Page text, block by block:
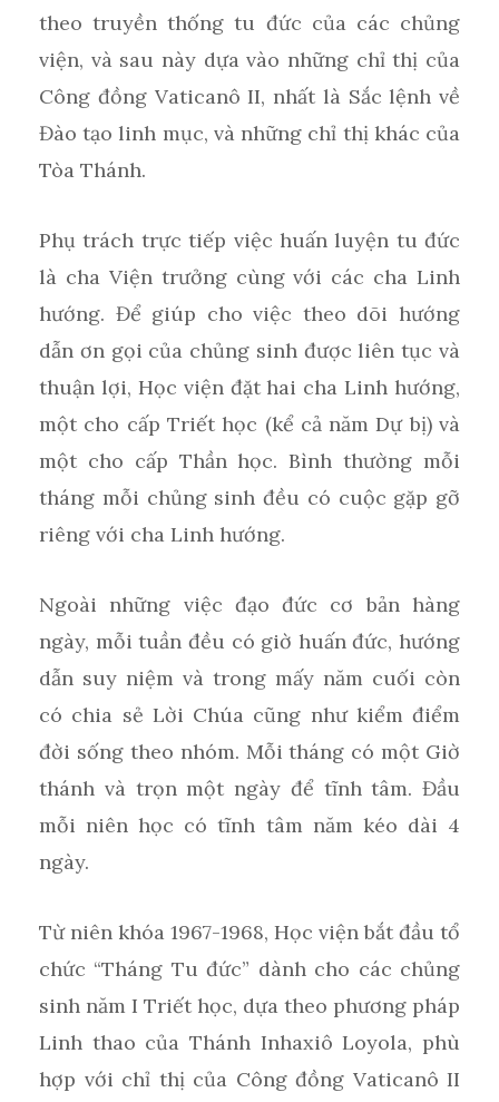
theo truyền thống tu đức của các chủng
viện, và sau này dựa vào những chỉ thị của
Công đồng Vaticanô II, nhất là Sắc lệnh về
Đào tạo linh mục, và những chỉ thị khác của
Tòa Thánh.
Phụ trách trực tiếp việc huấn luyện tu đức
là cha Viện trưởng cùng với các cha Linh
hướng. Để giúp cho việc theo dõi hướng
dẫn ơn gọi của chủng sinh được liên tục và
thuận lợi, Học viện đặt hai cha Linh hướng,
một cho cấp Triết học (kể cả năm Dự bị) và
một cho cấp Thần học. Bình thường mỗi
tháng mỗi chủng sinh đều có cuộc gặp gỡ
riêng với cha Linh hướng.
Ngoài những việc đạo đức cơ bản hàng
ngày, mỗi tuần đều có giờ huấn đức, hướng
dẫn suy niệm và trong mấy năm cuối còn
có chia sẻ Lời Chúa cũng như kiểm điểm
đời sống theo nhóm. Mỗi tháng có một Giờ
thánh và trọn một ngày để tĩnh tâm. Đầu
mỗi niên học có tĩnh tâm năm kéo dài 4
ngày.
Từ niên khóa 1967-1968, Học viện bắt đầu tổ
chức “Tháng Tu đức” dành cho các chủng
sinh năm I Triết học, dựa theo phương pháp
Linh thao của Thánh Inhaxiô Loyola, phù
hợp với chỉ thị của Công đồng Vaticanô II